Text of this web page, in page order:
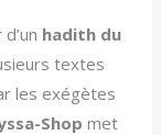
hadith du
textes
les exégètes
Shop met